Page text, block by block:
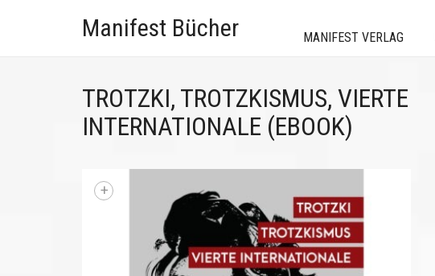
Manifest Bücher MANIFEST VERLAG
TROTZKI, TROTZKISMUS, VIERTE
INTERNATIONALE (EBOOK)
+